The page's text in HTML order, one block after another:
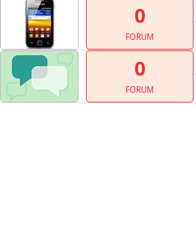
0
FORUM
0
FORUM